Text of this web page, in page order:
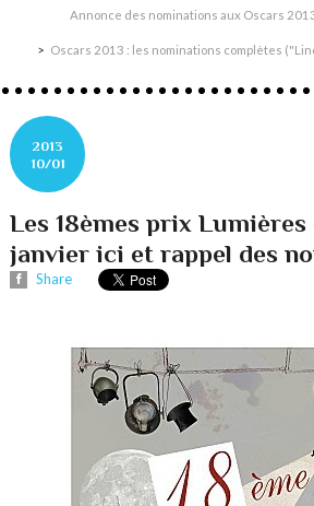
Annonce des nominations aux Oscars
Oscars 2013 : les nominations complètes
2013
10/01
Les 18èmes prix
janvier ici et rappel des
Share